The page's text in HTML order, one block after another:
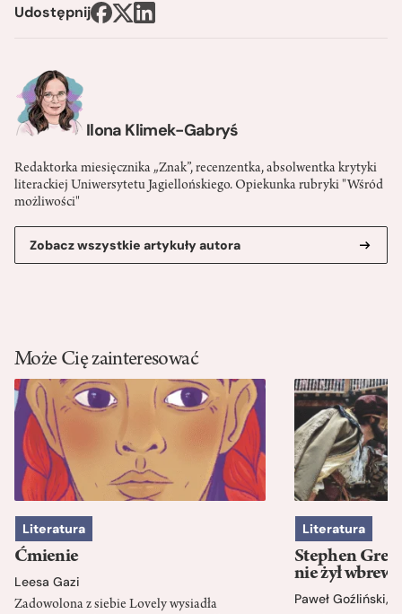
Ilona Klimek-Gabryś
Redaktorka miesięcznika „Znak”, recenzentka, absolwentka krytyki
literackiej Uniwersytetu Jagiellońskiego. Opiekunka rubryki "Wśród
możliwości"
Zobacz wszystkie artykuły autora
Udostępnij
Może Cię zainteresować
Literatura
Ćmienie
Leesa Gazi
Zadowolona z siebie Lovely wysiadła
Literatura
Stephen
nie żył wbrew
Paweł Goźliński,